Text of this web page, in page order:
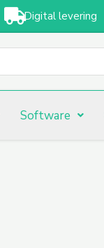
Digital levering
Software